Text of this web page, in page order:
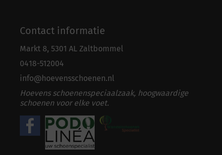
Contact informatie
Markt 8, 5301 AL Zaltbommel
0418-512004
info@hoevensschoenen.nl
Hoevens schoenenspeciaalzaak, hoogwaardige
schoenen voor elke voet.